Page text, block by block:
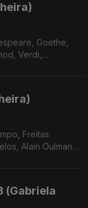
Goethe,
Verdi,
Freitas
(Gabriela